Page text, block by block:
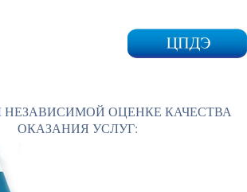
НЕЗАВИСИМОЙ ОЦЕНКЕ КАЧЕСТВА
ОКАЗАНИЯ УСЛУГ: